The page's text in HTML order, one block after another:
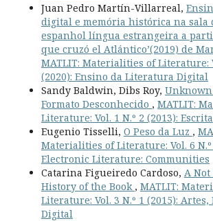
Juan Pedro Martín-Villarreal,
digital e memória histórica na sala
espanhol língua estrangeira a
que cruzó el Atlántico’(2019) de
MATLIT: Materialities of Literature:
(2020): Ensino da Literatura Digital
Sandy Baldwin, Dibs Roy,
Formato Desconhecido , MATLIT:
Literature: Vol. 1 N.º 2 (2013):
Eugenio Tisselli, O Peso da Luz ,
Materialities of Literature: Vol. 6 N.º
Electronic Literature: Communities
Catarina Figueiredo Cardoso, A Not
History of the Book , MATLIT:
Literature: Vol. 3 N.º 1 (2015):
Digital